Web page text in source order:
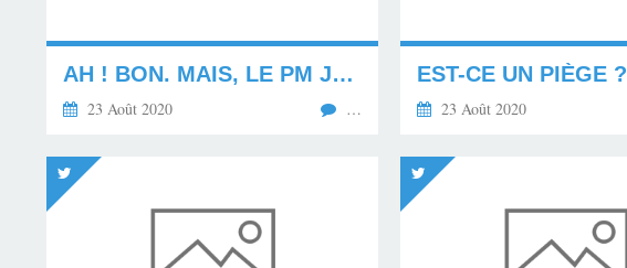
AH ! BON. MAIS, LE PM JEAN CASTEX AVAIT PRIS LE...
23 Août 2020 …
EST-CE UN PIÈGE ?
23 Août 2020